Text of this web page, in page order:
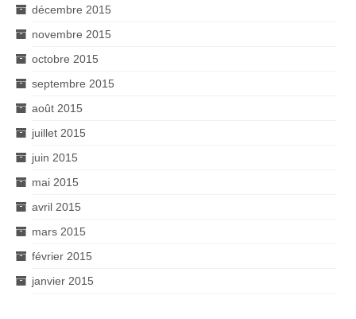
décembre 2015
novembre 2015
octobre 2015
septembre 2015
août 2015
juillet 2015
juin 2015
mai 2015
avril 2015
mars 2015
février 2015
janvier 2015